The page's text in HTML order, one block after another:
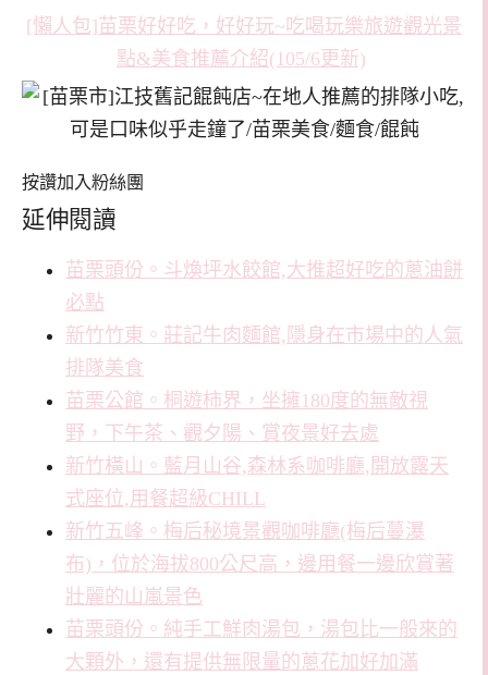
[懶人包]苗栗好好吃，好好玩~吃喝玩樂旅遊觀光景
點&美食推薦介紹(105/6更新)
按讚加入粉絲團
延伸閱讀
苗栗頭份。斗煥坪水餃館,大推超好吃的蔥油餅
必點
新竹竹東。莊記牛肉麵館,隱身在市場中的人氣
排隊美食
苗栗公館。桐遊柿界，坐擁180度的無敵視
野，下午茶、觀夕陽、賞夜景好去處
新竹橫山。藍月山谷,森林系咖啡廳,開放露天
式座位,用餐超級CHILL
新竹五峰。梅后秘境景觀咖啡廳(梅后蔓瀑
布)，位於海拔800公尺高，邊用餐一邊欣賞著
壯麗的山嵐景色
苗栗頭份。純手工鮮肉湯包，湯包比一般來的
大顆外，還有提供無限量的蔥花加好加滿